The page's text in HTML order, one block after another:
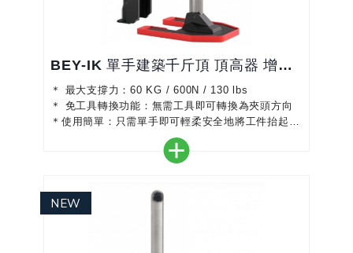
BEY‑IK 單手建築千斤頂 頂高器 增高套件
＊ 最大支撐力：60 KG / 600N / 130 lbs
＊ 免工具轉換功能：無需工具即可轉換為夾頭方向
＊使用簡單：只需單手即可輕柔安全地將工件抬起
＊安全：封閉的塑膠外殼可保護機械裝置免受灰塵污
垢和碎屑的侵害，並防止手指被夾住
桿位於頂部，用於精細降低和釋放的大小兩個手壓桿
分別位於其下方